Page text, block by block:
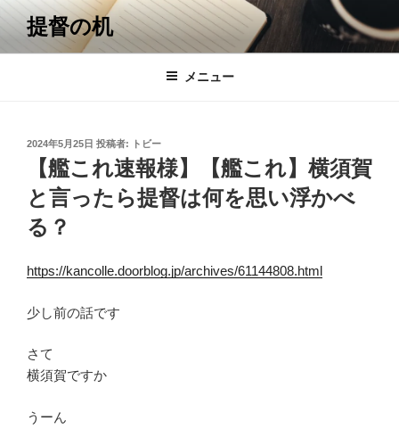
コ
テ
提督の机
メニュー
投
2024年5月25日 投稿者: トビー
【艦これ速報様】【艦これ】横須賀
と言ったら提督は何を思い浮かべ
る？
https://kancolle.doorblog.jp/archives/61144808.html
少し前の話です
さて
横須賀ですか
うーん